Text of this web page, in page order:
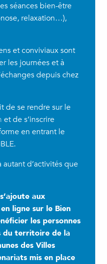
séances bien-être
relaxation…),
et conviviaux sont
les journées et à
depuis chez
de se rendre sur le
et de s’inscrire
en entrant le
autant d’activités que
aux
ligne sur le Bien
les personnes
du territoire de la
des Villes
mis en place